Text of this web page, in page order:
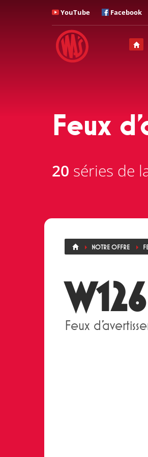
APPELEZ
Avec qui voudriez-vous
parler?
YouTube Facebook
Feux
20 séries de
NOTRE OFFRE
W126
Feux